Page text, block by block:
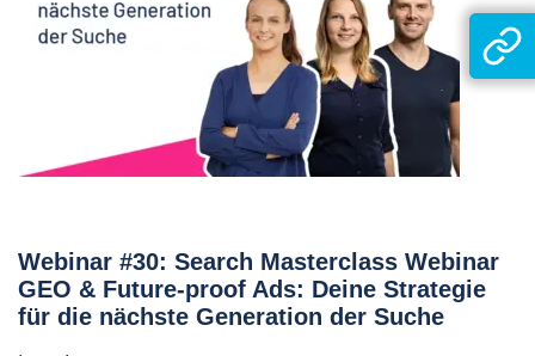
Webinar #30: Search Masterclass Webinar
GEO & Future-proof Ads: Deine Strategie
für die nächste Generation der Suche